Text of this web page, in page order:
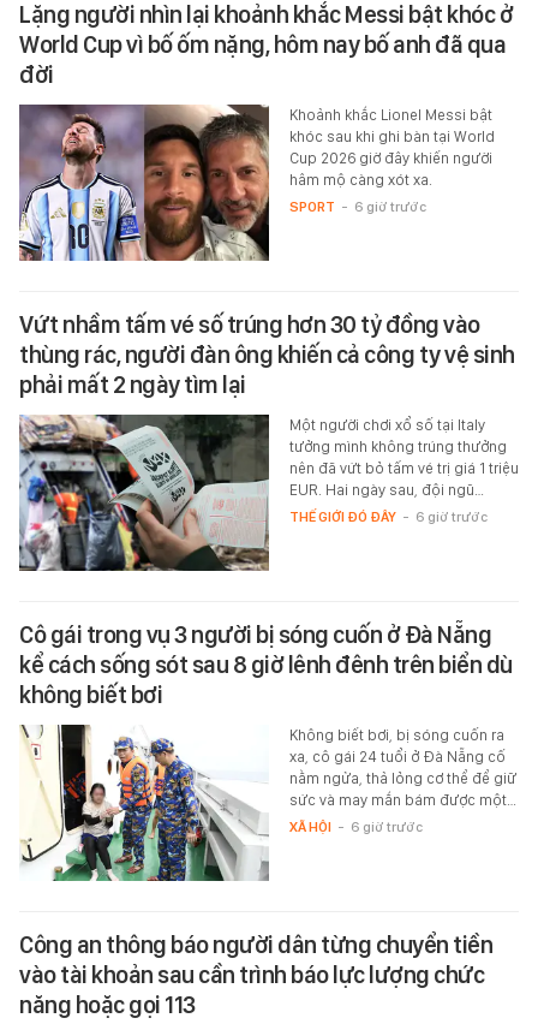
Lặng người nhìn lại khoảnh khắc Messi bật khóc ở
World Cup vì bố ốm nặng, hôm nay bố anh đã qua
đời
Khoảnh khắc Lionel Messi bật
khóc sau khi ghi bàn tại World
Cup 2026 giờ đây khiến người
hâm mộ càng xót xa.
SPORT - 6 giờ trước
Vứt nhầm tấm vé số trúng hơn 30 tỷ đồng vào
thùng rác, người đàn ông khiến cả công ty vệ sinh
phải mất 2 ngày tìm lại
Một người chơi xổ số tại Italy
tưởng mình không trúng thưởng
nên đã vứt bỏ tấm vé trị giá 1 triệu
EUR. Hai ngày sau, đội ngũ…
THẾ GIỚI ĐÓ ĐÂY - 6 giờ trước
Cô gái trong vụ 3 người bị sóng cuốn ở Đà Nẵng
kể cách sống sót sau 8 giờ lênh đênh trên biển dù
không biết bơi
Không biết bơi, bị sóng cuốn ra
xa, cô gái 24 tuổi ở Đà Nẵng cố
nằm ngửa, thả lỏng cơ thể để giữ
sức và may mắn bám được một…
XÃ HỘI - 6 giờ trước
Công an thông báo người dân từng chuyển tiền
vào tài khoản sau cần trình báo lực lượng chức
năng hoặc gọi 113